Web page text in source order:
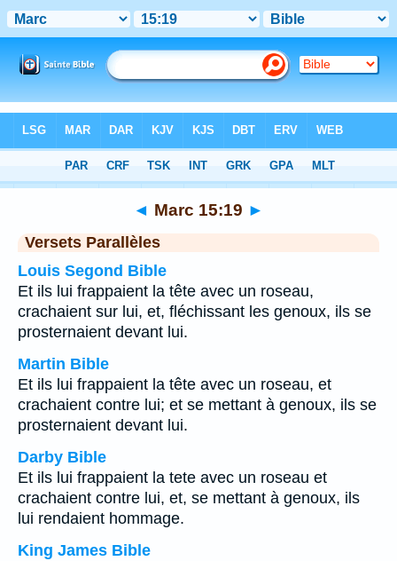
Chapitre 15> Verset 19
◄ Marc 15:19 ►
Versets Parallèles
Louis Segond Bible
Et ils lui frappaient la tête avec un roseau,
crachaient sur lui, et, fléchissant les genoux, ils se
prosternaient devant lui.
Martin Bible
Et ils lui frappaient la tête avec un roseau, et
crachaient contre lui; et se mettant à genoux, ils se
prosternaient devant lui.
Darby Bible
Et ils lui frappaient la tete avec un roseau et
crachaient contre lui, et, se mettant à genoux, ils
lui rendaient hommage.
King James Bible